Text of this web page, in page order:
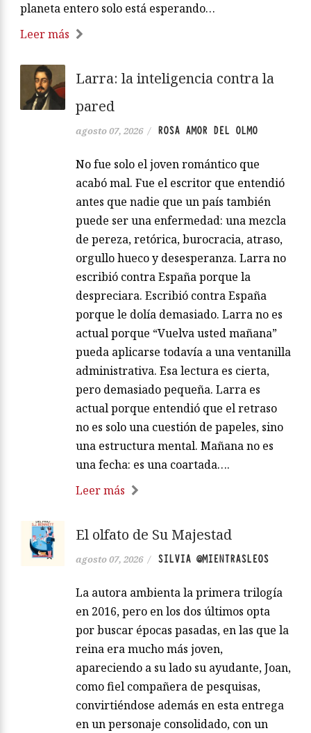
planeta entero solo está esperando…
Leer más
Larra: la inteligencia contra la
pared
agosto 07, 2026 / ROSA AMOR DEL OLMO
No fue solo el joven romántico que
acabó mal. Fue el escritor que entendió
antes que nadie que un país también
puede ser una enfermedad: una mezcla
de pereza, retórica, burocracia, atraso,
orgullo hueco y desesperanza. Larra no
escribió contra España porque la
despreciara. Escribió contra España
porque le dolía demasiado. Larra no es
actual porque “Vuelva usted mañana”
pueda aplicarse todavía a una ventanilla
administrativa. Esa lectura es cierta,
pero demasiado pequeña. Larra es
actual porque entendió que el retraso
no es solo una cuestión de papeles, sino
una estructura mental. Mañana no es
una fecha: es una coartada….
Leer más
El olfato de Su Majestad
agosto 07, 2026 / SILVIA @MIENTRASLEOS
La autora ambienta la primera trilogía
en 2016, pero en los dos últimos opta
por buscar épocas pasadas, en las que la
reina era mucho más joven,
apareciendo a su lado su ayudante, Joan,
como fiel compañera de pesquisas,
convirtiéndose además en esta entrega
en un personaje consolidado, con un